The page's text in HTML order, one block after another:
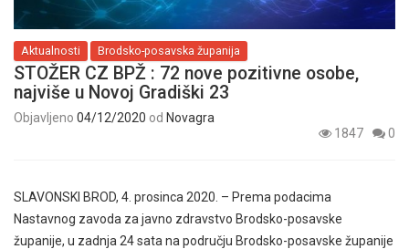
Aktualnosti Brodsko-posavska županija
STOŽER CZ BPŽ : 72 nove pozitivne osobe,
najviše u Novoj Gradiški 23
Objavljeno 04/12/2020 od Novagra
1847
0
SLAVONSKI BROD, 4. prosinca 2020. – Prema podacima
Nastavnog zavoda za javno zdravstvo Brodsko-posavske
županije, u zadnja 24 sata na području Brodsko-posavske županije